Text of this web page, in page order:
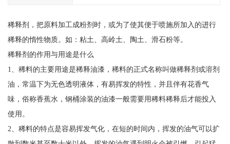
稀释剂，把原料加工成粉剂时，或为了使其便于喷施所加入的进行
稀释的惰性物质。如：粘土、高岭土、陶土、滑石粉等。
稀释剂的作用与用途是什么
1、稀料的主要用途是稀释油漆，稀料的正式名称叫做稀释剂或溶剂
油，常温下为无色透明液体，有易挥发的特性，并且伴有花香气
味，俗称香蕉水，钢桶涂装的油漆一般需要用稀料稀释后才能投入
使用。
2、稀料的特点是容易挥发气化，在短的时间内，挥发的油气可以扩